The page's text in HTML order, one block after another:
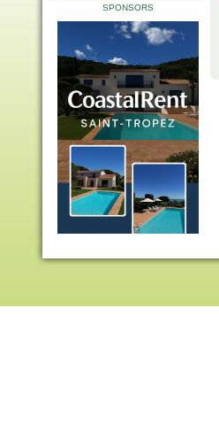
SPONSORS